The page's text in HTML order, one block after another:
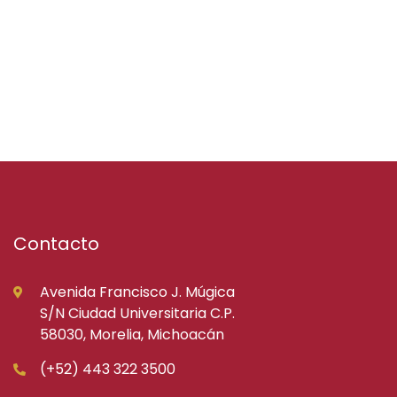
Contacto
Avenida Francisco J. Múgica
S/N Ciudad Universitaria C.P.
58030, Morelia, Michoacán
(+52) 443 322 3500